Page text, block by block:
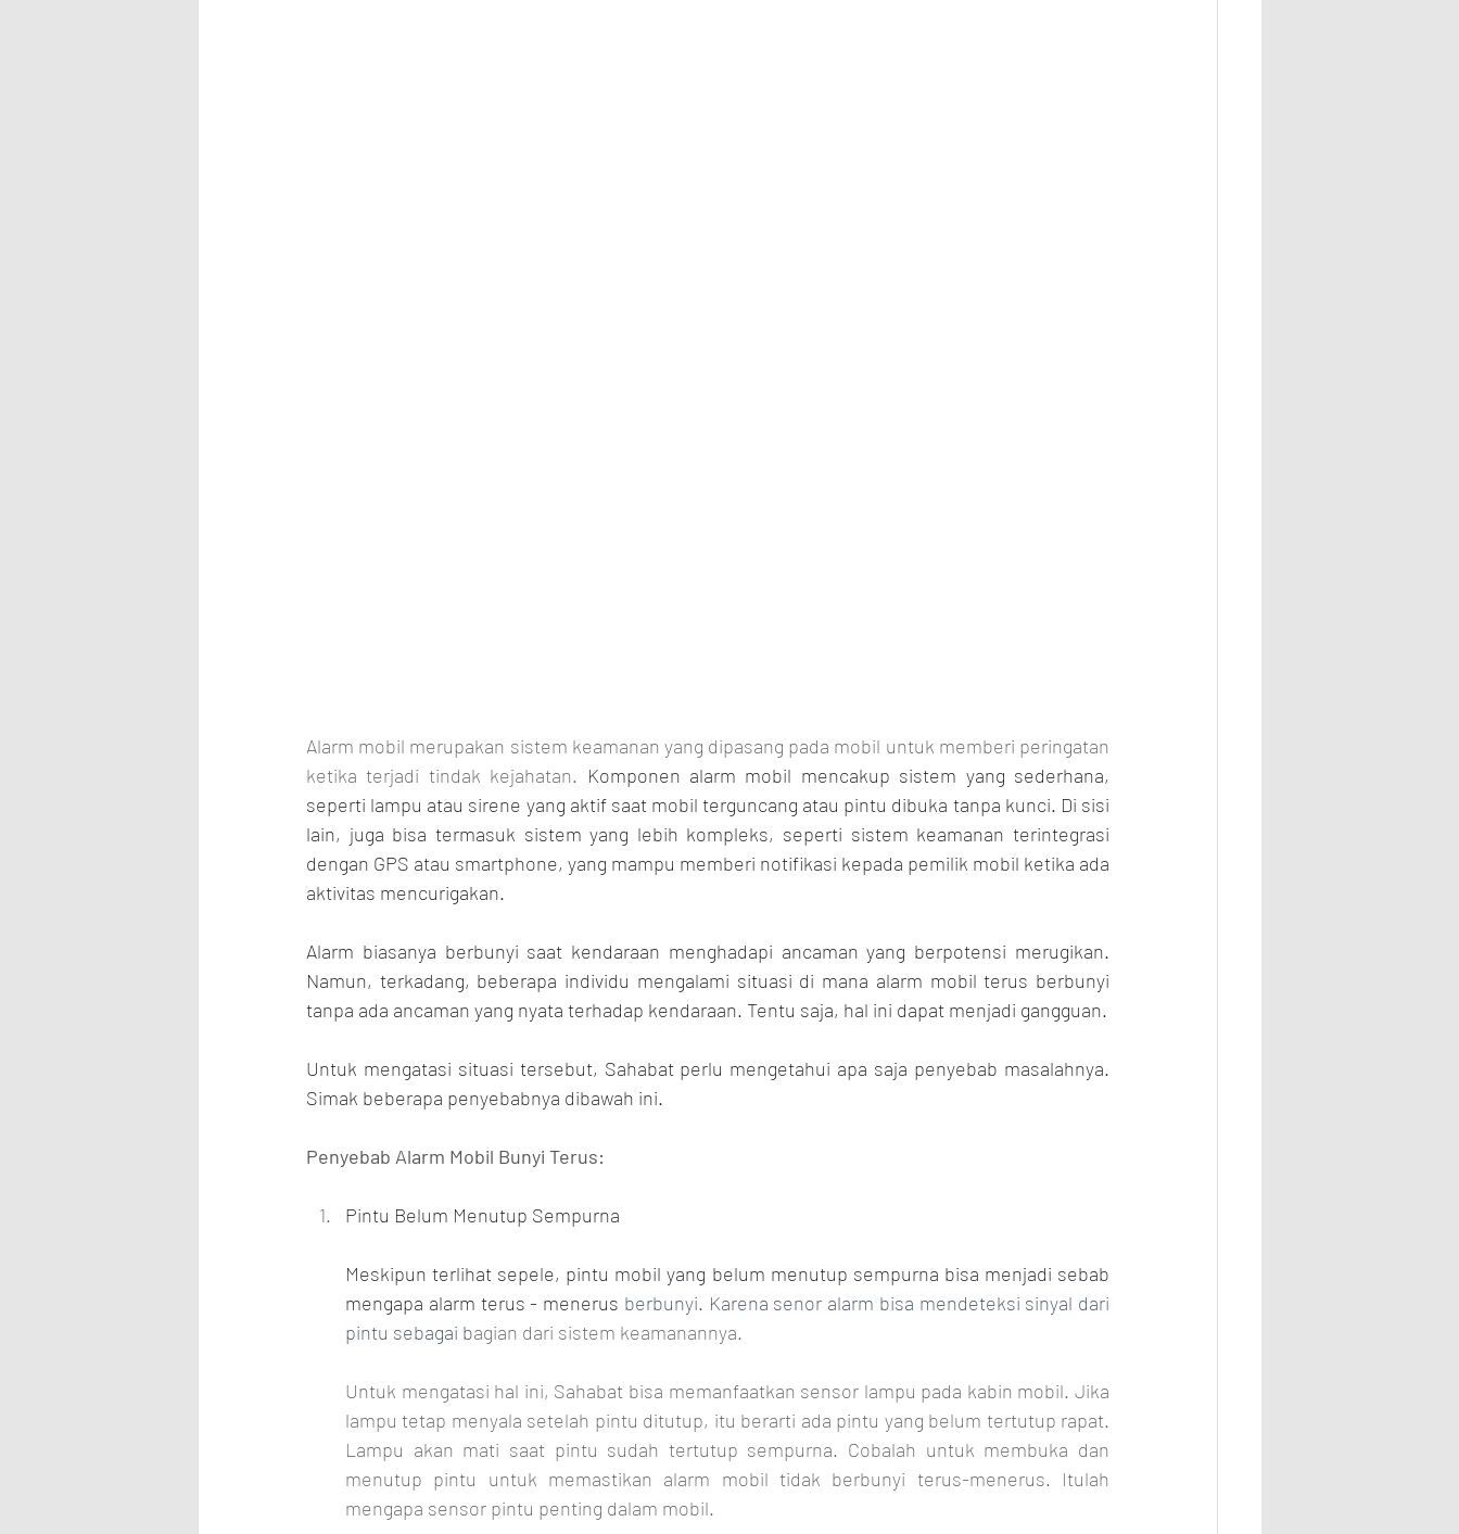
Alarm mobil merupakan sistem keamanan yang dipasang pada mobil untuk memberi peringatan
ketika terjadi tindak kejahatan. Komponen alarm mobil mencakup sistem yang sederhana,
seperti lampu atau sirene yang aktif saat mobil terguncang atau pintu dibuka tanpa kunci. Di sisi
lain, juga bisa termasuk sistem yang lebih kompleks, seperti sistem keamanan terintegrasi
dengan GPS atau smartphone, yang mampu memberi notifikasi kepada pemilik mobil ketika ada
aktivitas mencurigakan.
Alarm biasanya berbunyi saat kendaraan menghadapi ancaman yang berpotensi merugikan.
Namun, terkadang, beberapa individu mengalami situasi di mana alarm mobil terus berbunyi
Untuk mengatasi situasi tersebut, Sahabat perlu mengetahui apa saja penyebab masalahnya.
Simak beberapa penyebabnya dibawah ini.
Penyebab Alarm Mobil Bunyi Terus:
Pintu Belum Menutup Sempurna
Meskipun terlihat sepele, pintu mobil yang belum menutup sempurna bisa menjadi sebab
mengapa alarm terus - menerus berbunyi. Karena senor alarm bisa mendeteksi sinyal dari
pintu sebagai bagian dari sistem keamanannya.
Untuk mengatasi hal ini, Sahabat bisa memanfaatkan sensor lampu pada kabin mobil. Jika
lampu tetap menyala setelah pintu ditutup, itu berarti ada pintu yang belum tertutup rapat.
Lampu akan mati saat pintu sudah tertutup sempurna. Cobalah untuk membuka dan
menutup pintu untuk memastikan alarm mobil tidak berbunyi terus-menerus. Itulah
mengapa sensor pintu penting dalam mobil.